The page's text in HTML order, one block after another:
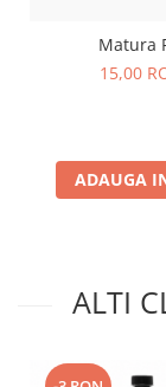
Matura
15,00
ADAUGA
ALTI